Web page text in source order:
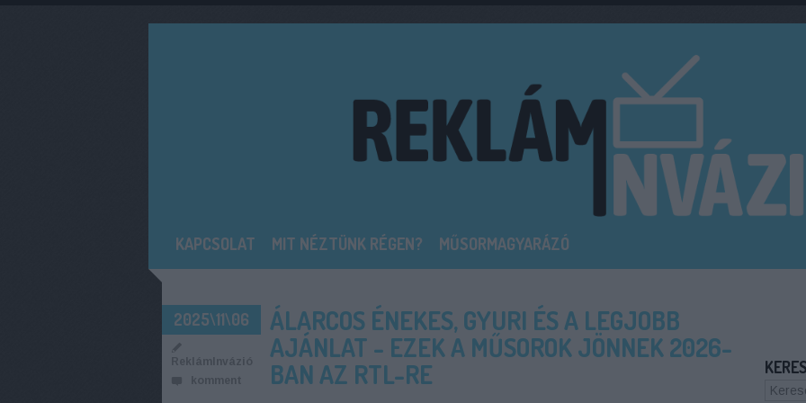
KAPCSOLAT MIT NÉZTÜNK RÉGEN? MŰSORMAGYARÁZÓ
2025\11\06
ReklámInvázió
komment
ÁLARCOS ÉNEKES, GYURI ÉS A LEGJOBB
AJÁNLAT - EZEK A MŰSOROK JÖNNEK 2026-
BAN AZ RTL-RE